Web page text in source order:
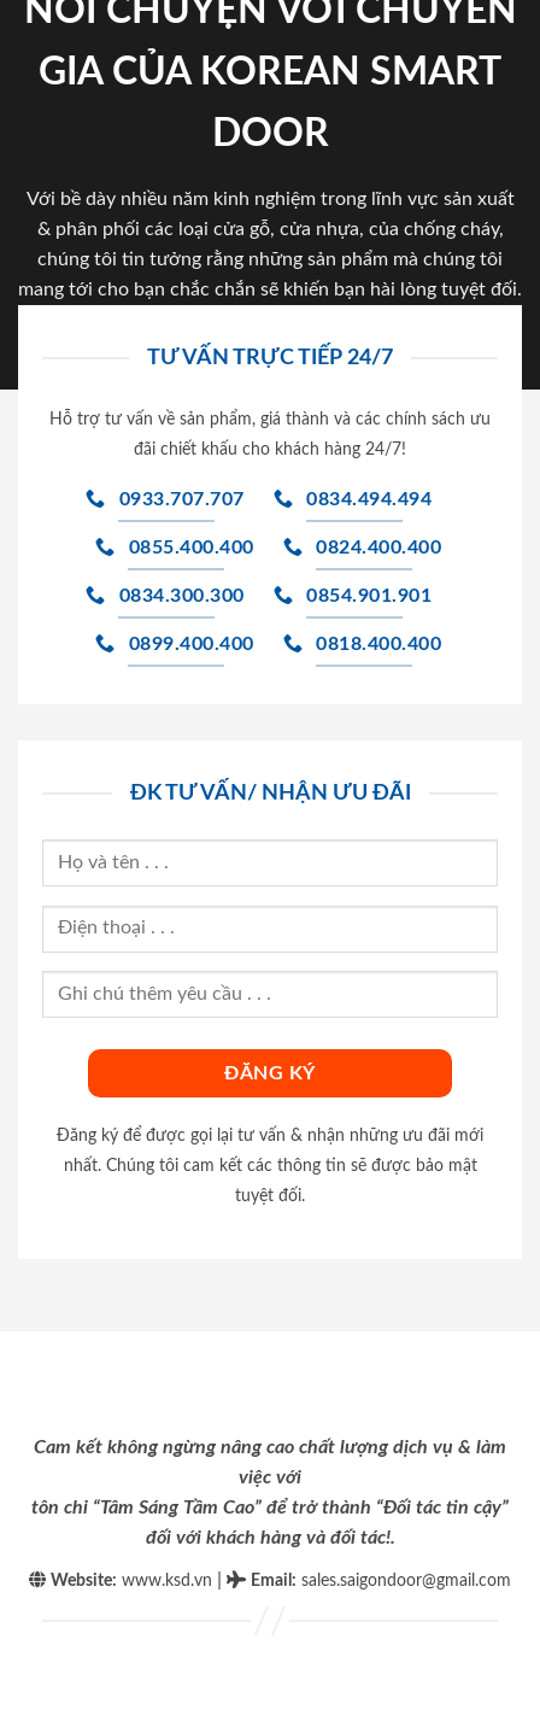
NÓI CHUYỆN VỚI CHUYÊN
GIA CỦA KOREAN SMART
DOOR
Với bề dày nhiều năm kinh nghiệm trong lĩnh vực sản xuất
& phân phối các loại cửa gỗ, cửa nhựa, của chống cháy,
chúng tôi tin tưởng rằng những sản phẩm mà chúng tôi
mang tới cho bạn chắc chắn sẽ khiến bạn hài lòng tuyệt đối.
TƯ VẤN TRỰC TIẾP 24/7
Hỗ trợ tư vấn về sản phẩm, giá thành và các chính sách ưu
đãi chiết khấu cho khách hàng 24/7!
0933.707.707 0834.494.494
0855.400.400 0824.400.400
0834.300.300 0854.901.901
0899.400.400 0818.400.400
ĐK TƯ VẤN/ NHẬN ƯU ĐÃI
Đăng ký để được gọi lại tư vấn & nhận những ưu đãi mới
nhất. Chúng tôi cam kết các thông tin sẽ được bảo mật
tuyệt đối.
Cam kết không ngừng nâng cao chất lượng dịch vụ & làm
việc với
tôn chỉ “Tâm Sáng Tầm Cao” để trở thành “Đối tác tin cậy”
đối với khách hàng và đối tác!.
Website: www.ksd.vn Email : sales.saigondoor@gmail.com